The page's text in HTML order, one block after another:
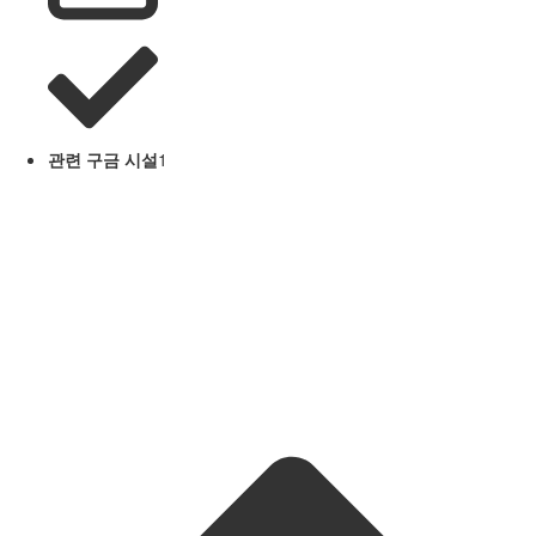
관련 구금 시설1